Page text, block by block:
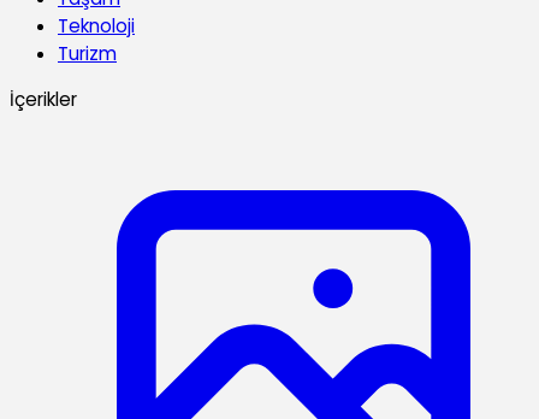
Teknoloji
Turizm
İçerikler